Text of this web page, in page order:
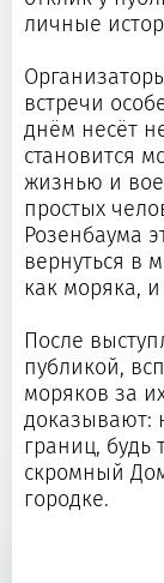
личные
встречи
днём несёт
становится
жизнью и
простых
Розенбаума
вернуться в
как моряка,
После
публикой,
моряков за
доказывают:
границ, будь
скромный
городке.